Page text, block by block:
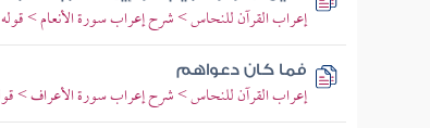
إعراب القرآن للنحاس > شرح إعراب سورة الأنعام > قوله
فما كان دعواهم
إعراب القرآن للنحاس > شرح إعراب سورة الأعراف > قوله